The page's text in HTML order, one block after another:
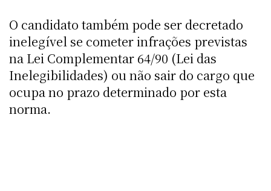
O candidato também pode ser decretado
inelegível se cometer infrações previstas
na Lei Complementar 64/90 (Lei das
Inelegibilidades) ou não sair do cargo que
ocupa no prazo determinado por esta
norma.